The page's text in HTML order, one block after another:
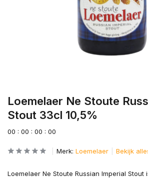
Loemelaer Ne Stoute
Stout 33cl 10,5%
00 : 00 : 00 : 00
Merk: Loemelaer Bekijk
Loemelaer Ne Stoute Russian Imperial Stout